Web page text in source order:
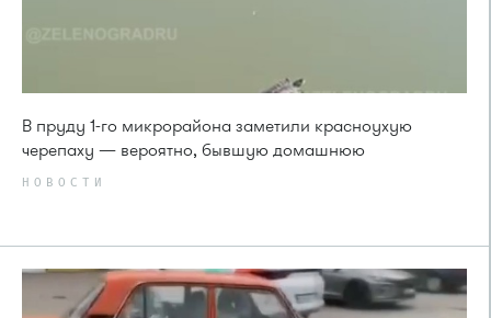
В пруду 1-го микрорайона заметили красноухую
черепаху — вероятно, бывшую домашнюю
НОВОСТИ